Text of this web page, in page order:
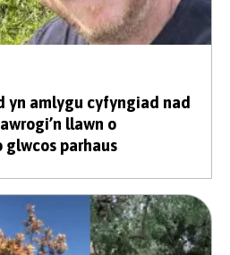
yn amlygu cyfyngiad nad
llawn o
parhaus